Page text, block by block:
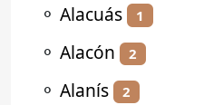
⚬ Alacuás 1
⚬ Alacón 2
⚬ Alanís 2